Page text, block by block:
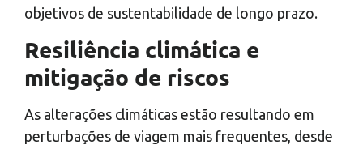
objetivos de sustentabilidade de longo prazo.
Resiliência climática e
mitigação de riscos
As alterações climáticas estão resultando em
perturbações de viagem mais frequentes, desde